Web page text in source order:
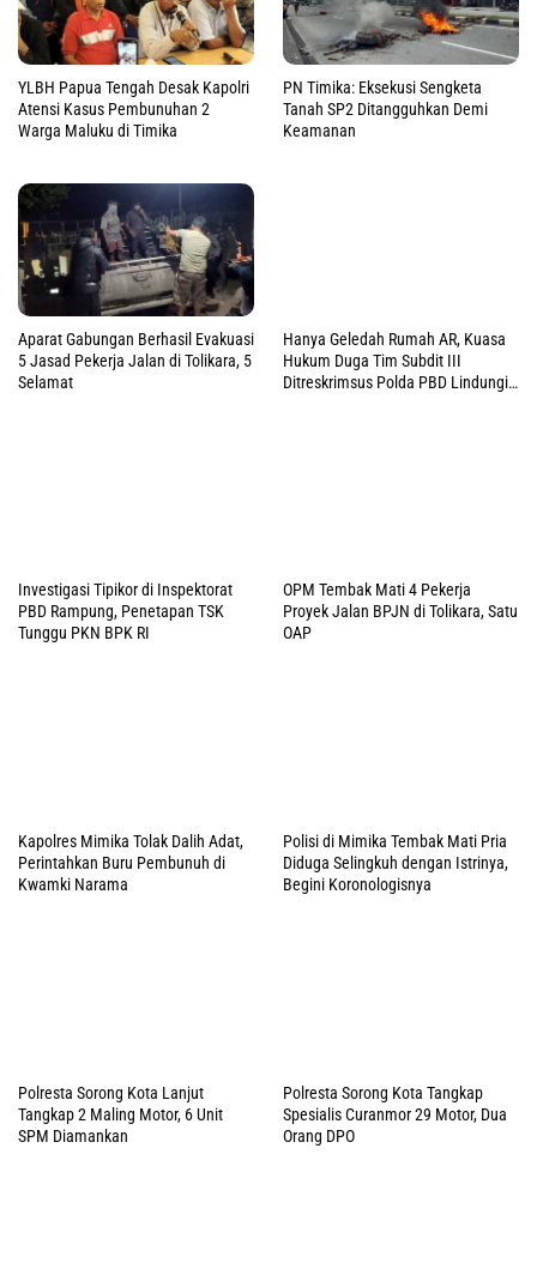
YLBH Papua Tengah Desak Kapolri
Atensi Kasus Pembunuhan 2
Warga Maluku di Timika
PN Timika: Eksekusi Sengketa
Tanah SP2 Ditangguhkan Demi
Keamanan
Aparat Gabungan Berhasil Evakuasi
5 Jasad Pekerja Jalan di Tolikara, 5
Selamat
Hanya Geledah Rumah AR, Kuasa
Hukum Duga Tim Subdit III
Ditreskrimsus Polda PBD Lindungi
Investigasi Tipikor di Inspektorat
PBD Rampung, Penetapan TSK
Tunggu PKN BPK RI
OPM Tembak Mati 4 Pekerja
Proyek Jalan BPJN di Tolikara, Satu
OAP
Kapolres Mimika Tolak Dalih Adat,
Perintahkan Buru Pembunuh di
Kwamki Narama
Polisi di Mimika Tembak Mati Pria
Diduga Selingkuh dengan Istrinya,
Begini Koronologisnya
Polresta Sorong Kota Lanjut
Tangkap 2 Maling Motor, 6 Unit
SPM Diamankan
Polresta Sorong Kota Tangkap
Spesialis Curanmor 29 Motor, Dua
Orang DPO